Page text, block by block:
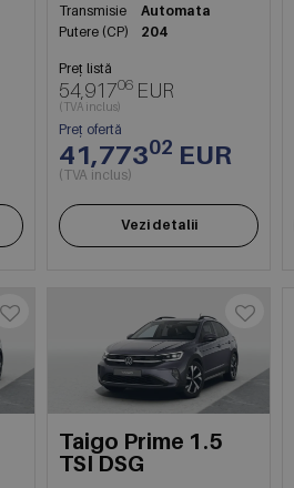
Transmisie
Automata
Putere (CP)
204
Preț listă
54,91706 EUR
(TVA inclus)
Preț ofertă
41,77302 EUR
(TVA inclus)
Vezi detalii
Taigo Prime 1.5
TSI DSG